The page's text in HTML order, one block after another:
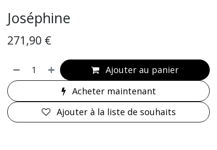
Joséphine
271,90 €
Ajouter au panier
Acheter maintenant
Ajouter à la liste de souhaits